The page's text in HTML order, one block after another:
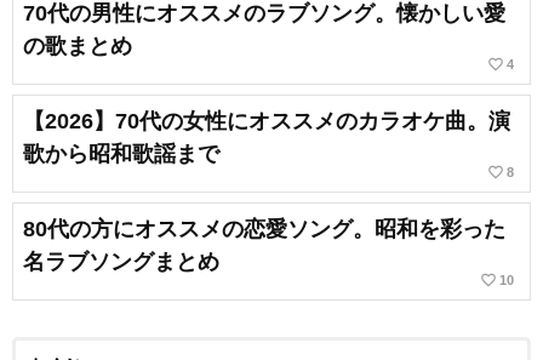
70代の男性にオススメのラブソング。懐かしい愛
の歌まとめ
favorite_border 4
【2026】70代の女性にオススメのカラオケ曲。演
歌から昭和歌謡まで
favorite_border 8
80代の方にオススメの恋愛ソング。昭和を彩った
名ラブソングまとめ
favorite_border 10